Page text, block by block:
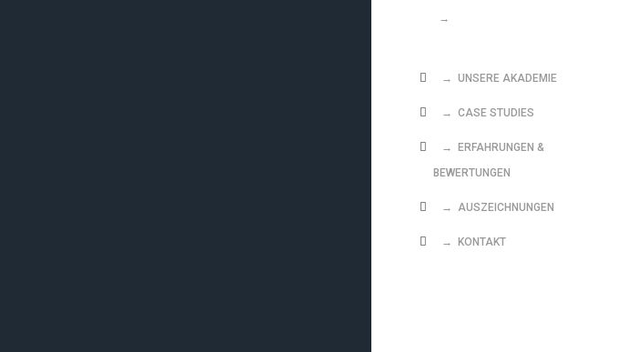
→
→ UNSERE AKADEMIE
→ CASE STUDIES
→ ERFAHRUNGEN &
BEWERTUNGEN
→ AUSZEICHNUNGEN
→ KONTAKT